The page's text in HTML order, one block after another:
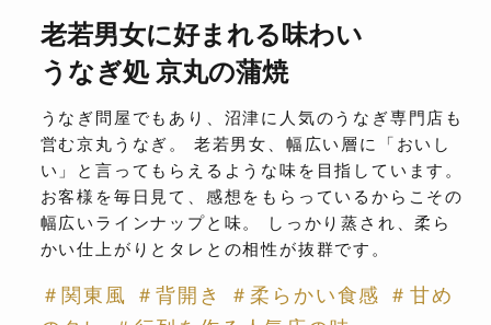
老若男女に好まれる味わい
うなぎ処 京丸の蒲焼
うなぎ問屋でもあり、沼津に人気のうなぎ専門店も
営む京丸うなぎ。 老若男女、幅広い層に「おいし
い」と言ってもらえるような味を目指しています。
お客様を毎日見て、感想をもらっているからこその
幅広いラインナップと味。 しっかり蒸され、柔ら
かい仕上がりとタレとの相性が抜群です。
＃関東風 ＃背開き ＃柔らかい食感 ＃甘め